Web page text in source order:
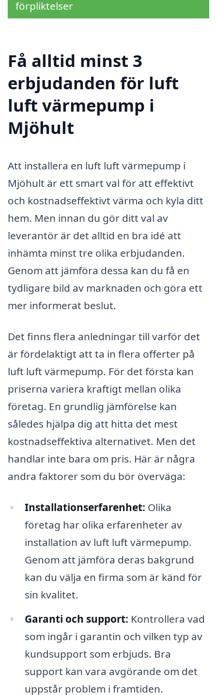
förpliktelser
Få alltid minst 3
erbjudanden för luft
luft värmepump i
Mjöhult
Att installera en luft luft värmepump i
Mjöhult är ett smart val för att effektivt
och kostnadseffektivt värma och kyla ditt
hem. Men innan du gör ditt val av
leverantör är det alltid en bra idé att
inhämta minst tre olika erbjudanden.
Genom att jämföra dessa kan du få en
tydligare bild av marknaden och göra ett
mer informerat beslut.
Det finns flera anledningar till varför det
är fördelaktigt att ta in flera offerter på
luft luft värmepump. För det första kan
priserna variera kraftigt mellan olika
företag. En grundlig jämförelse kan
således hjälpa dig att hitta det mest
kostnadseffektiva alternativet. Men det
handlar inte bara om pris. Här är några
andra faktorer som du bör överväga:
Installationserfarenhet: Olika
företag har olika erfarenheter av
installation av luft luft värmepump.
Genom att jämföra deras bakgrund
kan du välja en firma som är känd för
sin kvalitet.
Garanti och support: Kontrollera vad
som ingår i garantin och vilken typ av
kundsupport som erbjuds. Bra
support kan vara avgörande om det
uppstår problem i framtiden.